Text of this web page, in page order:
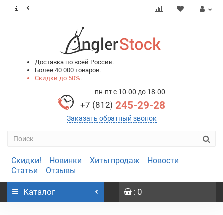
Доставка по всей России.
Более 40 000 товаров.
Скидки до 50%.
пн-пт с 10-00 до 18-00
+7 (812) 245-29-28
Заказать обратный звонок
Скидки! Новинки Хиты продаж
Новости
Статьи
Отзывы
Каталог : 0